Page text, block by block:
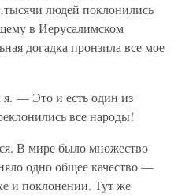
людей поклонились
в Иерусалимском
догадка пронзила все мое
— Это и есть один из
все народы!
В мире было множество
одно общее качество —
и поклонении. Тут же